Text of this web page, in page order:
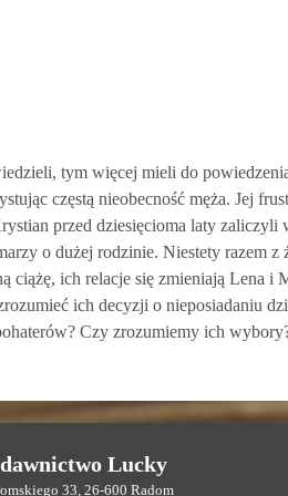
tym więcej mieli do
częstą nieobecność męża. Jej
przed dziesięcioma laty zaliczyli
o dużej rodzinie. Niestety razem z
ciążę, ich relacje się zmieniają Lena i
ich decyzji o nieposiadaniu
Czy zrozumiemy ich
Lucky
33, 26-600 Radom